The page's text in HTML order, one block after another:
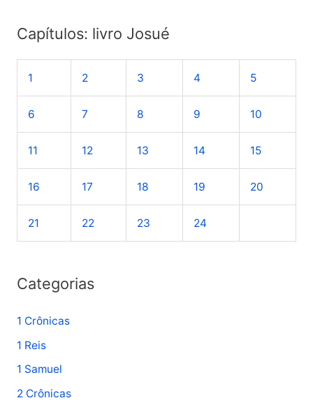
q
u
s
p
r
Capítulos: livro Josué
1 2 3 4 5
6 7 8 9 10
11 12 13 14 15
16 17 18 19 20
21 22 23 24
Categorias
1 Crônicas
1 Reis
1 Samuel
2 Crônicas